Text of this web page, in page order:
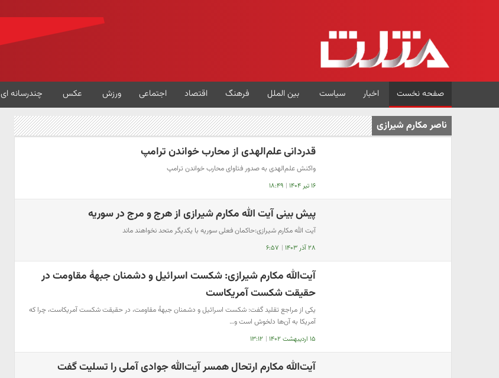
صفحه نخست اخبار سیاست بین الملل فرهنگ اقتصاد اجتماعی ورزش عکس چندرسانه ای
ناصر مکارم شیرازی
قدردانی علم‌الهدی از محارب خواندن ترامپ
واکنش علم‌الهدی به صدور فتاوای محارب خواندن ترامپ
۱۶ تیر ۱۴۰۴ | ۱۸:۴۹
پیش بینی آیت الله مکارم شیرازی از هرج و مرج در سوریه
آیت الله مکارم شیرازی:حاکمان فعلی سوریه با یکدیگر متحد نخواهند ماند
۲۸ آذر ۱۴۰۳ | ۶:۵۷
آیت‌الله مکارم شیرازی: شکست اسرائیل و دشمنان جبهۀ مقاومت در
حقیقت شکست آمریکاست
یکی از مراجع تقلید گفت: شکست اسرائیل و دشمنان جبهۀ مقاومت، در حقیقت شکست آمریکاست، چرا که
آمریکا به آن‌ها دلخوش است و…
۱۵ اردیبهشت ۱۴۰۲ | ۱۳:۱۲
آیت‌الله مکارم ارتحال همسر آیت‌الله جوادی آملی را تسلیت گفت